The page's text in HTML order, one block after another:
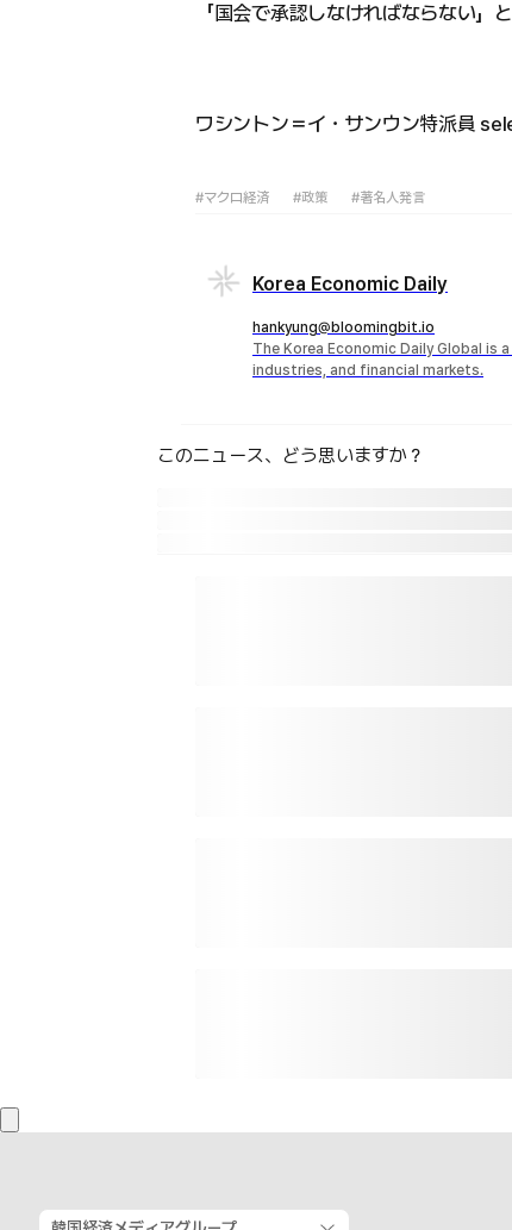
「国会で承認しなければならない」
ワシントン＝イ・サンウン特派員
#マクロ経済 #政策 #著名人発言
Korea Economic Daily
hankyung@bloomingbit.io
The Korea Economic Daily Global is
industries, and financial markets.
このニュース、どう思いますか？